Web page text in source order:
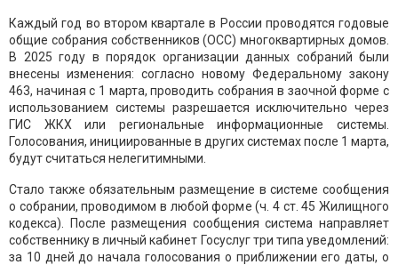
Каждый год во втором квартале в России проводятся годовые
общие собрания собственников (ОСС) многоквартирных домов.
В 2025 году в порядок организации данных собраний были
внесены изменения: согласно новому Федеральному закону
463, начиная с 1 марта, проводить собрания в заочной форме с
использованием системы разрешается исключительно через
ГИС ЖКХ или региональные информационные системы.
Голосования, инициированные в других системах после 1 марта,
будут считаться нелегитимными.
Стало также обязательным размещение в системе сообщения
о собрании, проводимом в любой форме (ч. 4 ст. 45 Жилищного
кодекса). После размещения сообщения система направляет
собственнику в личный кабинет Госуслуг три типа уведомлений:
за 10 дней до начала голосования о приближении его даты, о